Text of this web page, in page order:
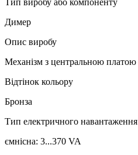
Димер
Опис виробу
Механізм з центральною платою
Відтінок кольору
Бронза
Тип електричного навантаження
ємнісна: 3...370 VA